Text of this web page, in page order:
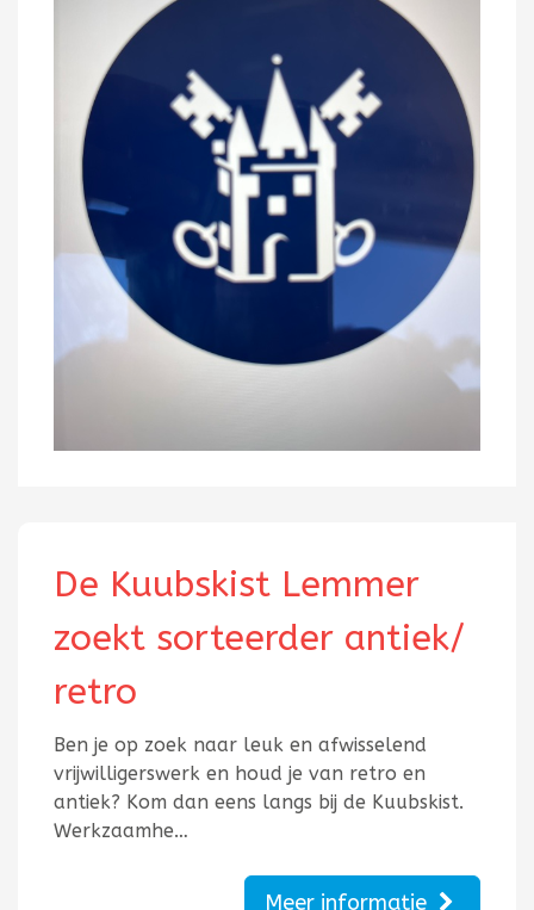
De Kuubskist Lemmer
zoekt sorteerder antiek/
retro
Ben je op zoek naar leuk en afwisselend
vrijwilligerswerk en houd je van retro en
antiek? Kom dan eens langs bij de Kuubskist.
Werkzaamhe…
Meer informatie